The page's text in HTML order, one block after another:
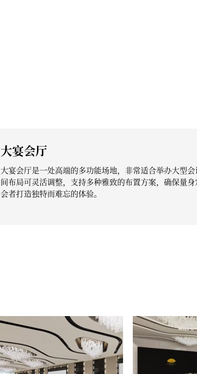
大宴会厅
大宴会厅是一处高端的多功能场地，非常适合举办大型
间布局可灵活调整，支持多种雅致的布置方案，确保量
会者打造独特而难忘的体验。